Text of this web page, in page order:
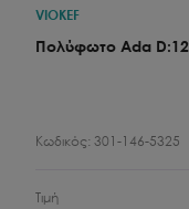
VIOKEF
Πολύφωτο Ada
Κωδικός: 301-146-5325
Τιμή